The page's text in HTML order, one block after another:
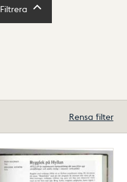
Filtrera
Rensa filter